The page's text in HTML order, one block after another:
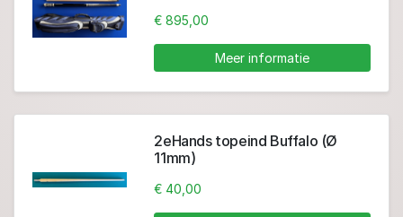
€ 895,00
Meer informatie
2eHands topeind Buffalo (Ø
11mm)
€ 40,00